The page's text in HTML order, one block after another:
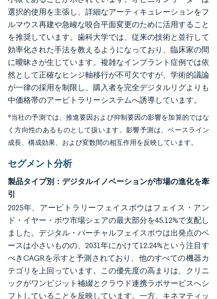
選択的使用を主張し、詳細なアーティキュレーションをフ
ルマウス再建や急峻な咬合平面変更のために活用すること
を推奨しています。歯科大学では、従来の技術と並行して
効率化された手法を教えるようになっており、臨床家の間
に曖昧さが生じています。複雑なインプラント症例では依
然として正確なヒンジ軸移行が不可欠ですが、学術的議論
が一律の採用を制限し、購入者を完全デジタルリグよりも
中価格帯のアービトラリーシステムへ誘導しています。
*当社の予測では、推進要因および抑制要因の影響を加算的ではな
く方向性のあるものとして扱います。影響予測は、ベースライン
成長、構成効果、および変数間の相互作用を反映しています。
セグメント分析
製品タイプ別：デジタルイノベーションが市場の進化を牽
引
2025年、アービトラリーフェイスボウはフェイス・アン
ド・イヤー・ボウ市場シェアの最大部分を45.12%で支配し
ました。デジタル・バーチャルフェイスボウは出発点のベ
ースは小さいものの、2031年にかけて12.24%という注目す
べきCAGRを示すと予測されており、他のすべての機器カ
テゴリを上回っています。この優先度の高まりは、クリニ
ックがワンビジット補綴とクラウド連携ラボサービスへシ
フトしていることを反映しています。一方、キネマティッ